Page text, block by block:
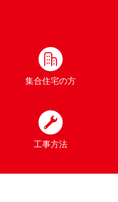
集合住宅の方
工事方法